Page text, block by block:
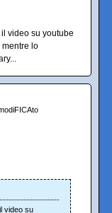
video su youtube
lo
video su